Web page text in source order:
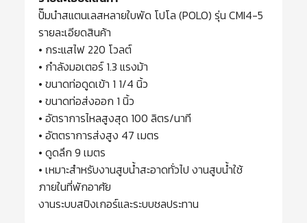
ปั๊มนำสแตนเลสหลายใบพัด โปโล (POLO) รุ่น CMI4-5
รายละเอียดสินค้า
• กระแสไฟ 220 โวลต์
• กำลังมอเตอร์ 1.3 แรงม้า
• ขนาดท่อดูดเข้า 1 1/4 นิ้ว
• ขนาดท่อส่งออก 1 นิ้ว
• อัตราการไหลสูงสุด 100 ลิตร/นาที
• อัตตราการส่งสูง 47 เมตร
• ดูดลึก 9 เมตร
• เหมาะสำหรับงานสูบน้ำสะอาดทั่วไป งานสูบน้ำใช้
ภายในที่พักอาศัย
งานระบบสปิงเกอร์และระบบชลประทาน